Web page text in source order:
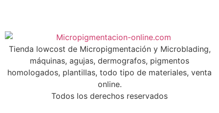
Tienda lowcost de Micropigmentación y Microblading,
máquinas, agujas, dermografos, pigmentos
homologados, plantillas, todo tipo de materiales, venta
online.
Todos los derechos reservados